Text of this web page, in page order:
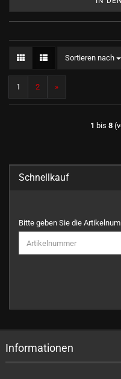
Sortieren nach
Sortieren nach
1 2 »
1 bis 8
Schnellkauf
BITTE
GEBEN
SIE
DIE
EIN.
Bitte geben Sie die
Informationen